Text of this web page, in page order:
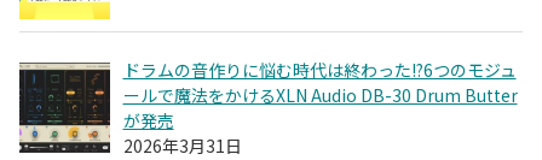
ドラムの音作りに悩む時代は終わった!?6つのモジュ
ールで魔法をかけるXLN Audio DB-30 Drum Butter
が発売
2026年3月31日